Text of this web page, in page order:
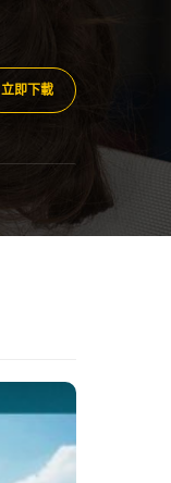
立即下載